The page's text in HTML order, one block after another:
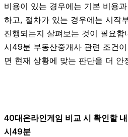
비용이 있는 경우에는 기본 비용
하고, 절차가 있는 경우에는 시작
진행되는지 살펴보는 것이 필요
시49분 부동산중개사 관련 조건
면 현재 상황에 맞는 판단을 더 안
40대온라인게임 비교 시 확인할
시49분